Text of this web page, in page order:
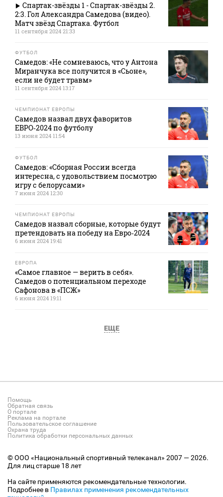
Спартак-звёзды 1 - Спартак-звёзды 2.
2:3. Гол Александра Самедова (видео).
Матч звёзд Спартака. Футбол
11 сентября 2024 21:33
ФУТБОЛ
Самедов: «Не сомневаюсь, что у Антона
Миранчука все получится в «Сьоне»,
если не будет травм»
11 сентября 2024 13:17
ЧЕМПИОНАТ ЕВРОПЫ
Самедов назвал двух фаворитов
ЕВРО‑2024 по футболу
13 июня 2024 11:54
ФУТБОЛ
Самедов: «Сборная России всегда
интересна, с удовольствием посмотрю
игру с белорусами»
7 июня 2024 12:30
ЧЕМПИОНАТ ЕВРОПЫ
Самедов назвал сборные, которые будут
претендовать на победу на Евро‑2024
6 июня 2024 19:41
ЕВРОПА
«Самое главное — верить в себя».
Самедов о потенциальном переходе
Сафонова в «ПСЖ»
6 июня 2024 19:11
ЕЩЕ
Помощь
Обратная связь
О портале
Реклама на портале
Пользовательское соглашение
Охрана труда
Политика обработки персональных данных
© ООО «Национальный спортивный телеканал» 2007 — 2026.
Для лиц старше 18 лет
На сайте применяются рекомендательные технологии.
Подробнее в Правилах применения рекомендательных